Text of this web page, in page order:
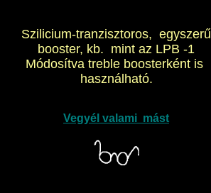
Szilicium-tranzisztoros, egyszerű
booster, kb. mint az LPB -1
Módosítva treble boosterként is
használható.
Vegyél valami mást